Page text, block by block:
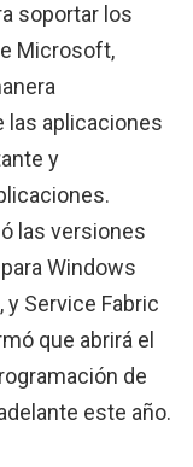
soportar los
Microsoft,
las aplicaciones
y
las versiones
Windows
y Service Fabric
que abrirá el
de
este año.